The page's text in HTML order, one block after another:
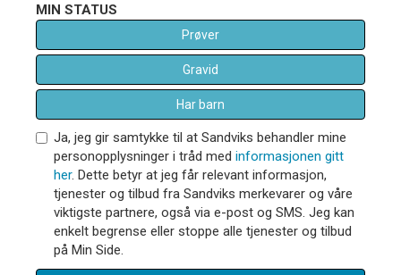
MIN STATUS
Prøver
Gravid
Har barn
Ja, jeg gir samtykke til at Sandviks behandler mine
personopplysninger i tråd med informasjonen gitt
her. Dette betyr at jeg får relevant informasjon,
tjenester og tilbud fra Sandviks merkevarer og våre
viktigste partnere, også via e-post og SMS. Jeg kan
enkelt begrense eller stoppe alle tjenester og tilbud
på Min Side.